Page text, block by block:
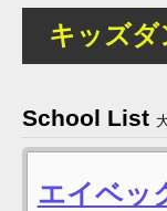
キッズ
School List
エイベッ